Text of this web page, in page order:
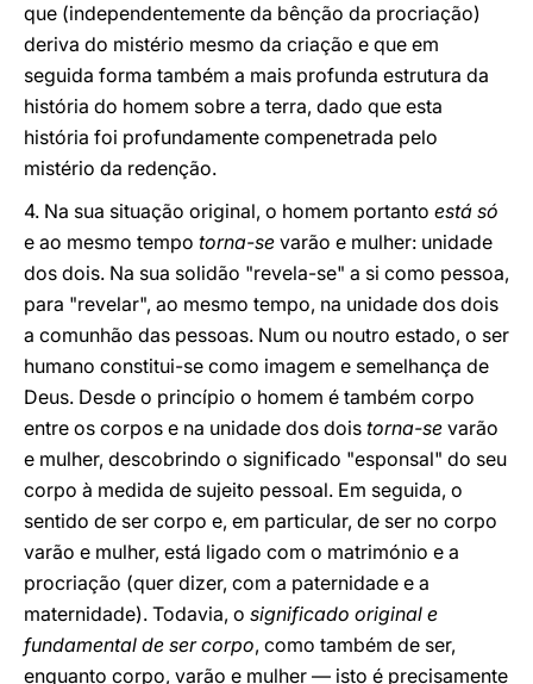
que (independentemente da bênção da procriação)
deriva do mistério mesmo da criação e que em
seguida forma também a mais profunda estrutura da
história do homem sobre a terra, dado que esta
história foi profundamente compenetrada pelo
mistério da redenção.
4. Na sua situação original, o homem portanto está só
e ao mesmo tempo torna-se varão e mulher: unidade
dos dois. Na sua solidão "revela-se" a si como pessoa,
para "revelar", ao mesmo tempo, na unidade dos dois
a comunhão das pessoas. Num ou noutro estado, o ser
humano constitui-se como imagem e semelhança de
Deus. Desde o princípio o homem é também corpo
entre os corpos e na unidade dos dois torna-se varão
e mulher, descobrindo o significado "esponsal" do seu
corpo à medida de sujeito pessoal. Em seguida, o
sentido de ser corpo e, em particular, de ser no corpo
varão e mulher, está ligado com o matrimónio e a
procriação (quer dizer, com a paternidade e a
maternidade). Todavia, o significado original e
fundamental de ser corpo, como também de ser,
enquanto corpo, varão e mulher — isto é precisamente